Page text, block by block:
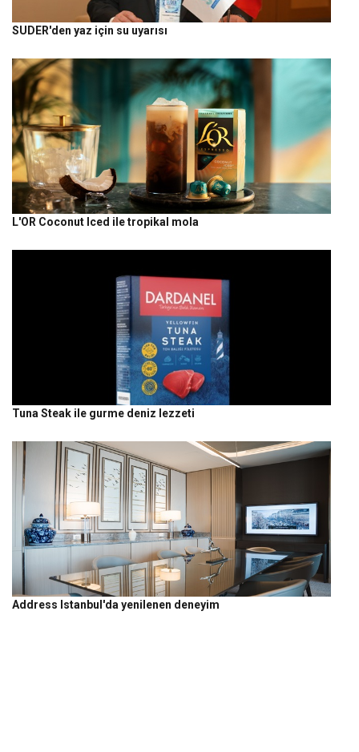
SUDER'den yaz için su uyarısı
L'OR Coconut Iced ile tropikal mola
Tuna Steak ile gurme deniz lezzeti
Address Istanbul'da yenilenen deneyim